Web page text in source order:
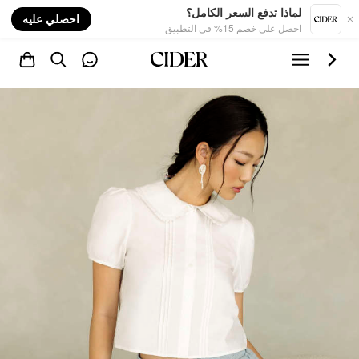
لماذا تدفع السعر الكامل؟
احصل على خصم 15% في التطبيق
احصلي عليه